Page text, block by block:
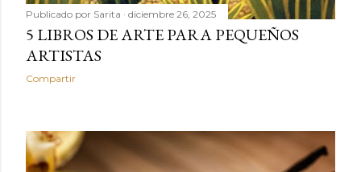
Publicado por Sarita diciembre 26, 2025
5 LIBROS DE ARTE PARA PEQUEÑOS
ARTISTAS
Compartir